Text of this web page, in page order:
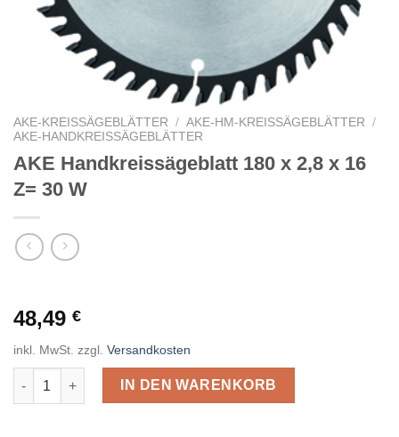
AKE-KREISSÄGEBLÄTTER / AKE-HM-KREISSÄGEBLÄTTER
/
AKE-HANDKREISSÄGEBLÄTTER
AKE Handkreissägeblatt 180 x 2,8 x 16
Z= 30 W
48,49 €
inkl. MwSt. zzgl. Versandkosten
AKE Handkreissägeblatt 180 x 2,8 x 16 Z= 30 W Menge
IN DEN WARENKORB